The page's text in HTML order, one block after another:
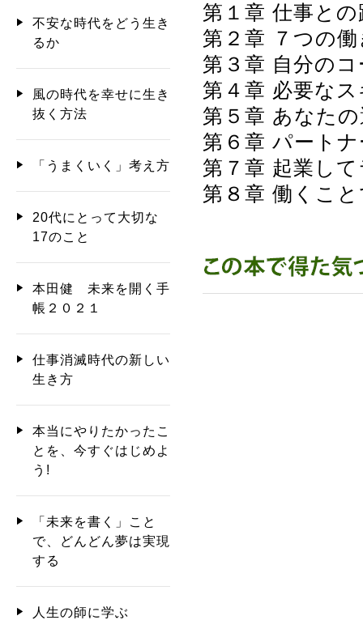
第１章 仕事と
第２章 ７つの
第３章 自分の
第４章 必要な
第５章 あなた
第６章 パート
第７章 起業し
第８章 働くこ
不安な時代をどう生き
るか
風の時代を幸せに生き
抜く方法
「うまくいく」考え方
20代にとって大切な
17のこと
本田健 未来を開く手
帳２０２１
仕事消滅時代の新しい
生き方
本当にやりたかったこ
とを、今すぐはじめよ
う!
「未来を書く」こと
で、どんどん夢は実現
する
人生の師に学ぶ